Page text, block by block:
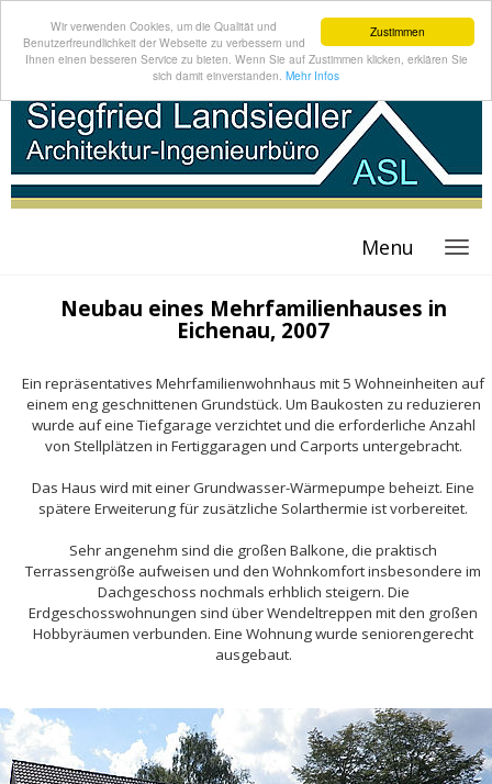
Zustimmen
Wir verwenden Cookies, um die Qualität und
Benutzerfreundlichkeit der Webseite zu verbessern und
Ihnen einen besseren Service zu bieten. Wenn Sie auf Zustimmen klicken, erklären Sie
sich damit einverstanden. Mehr Infos
Menu
Neubau eines Mehrfamilienhauses in
Eichenau, 2007
Ein repräsentatives Mehrfamilienwohnhaus mit 5 Wohneinheiten auf
einem eng geschnittenen Grundstück. Um Baukosten zu reduzieren
wurde auf eine Tiefgarage verzichtet und die erforderliche Anzahl
von Stellplätzen in Fertiggaragen und Carports untergebracht.
Das Haus wird mit einer Grundwasser-Wärmepumpe beheizt. Eine
spätere Erweiterung für zusätzliche Solarthermie ist vorbereitet.
Sehr angenehm sind die großen Balkone, die praktisch
Terrassengröße aufweisen und den Wohnkomfort insbesondere im
Dachgeschoss nochmals erhblich steigern. Die
Erdgeschosswohnungen sind über Wendeltreppen mit den großen
Hobbyräumen verbunden. Eine Wohnung wurde seniorengerecht
ausgebaut.